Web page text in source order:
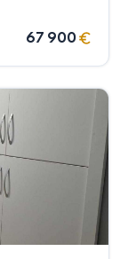
67 900